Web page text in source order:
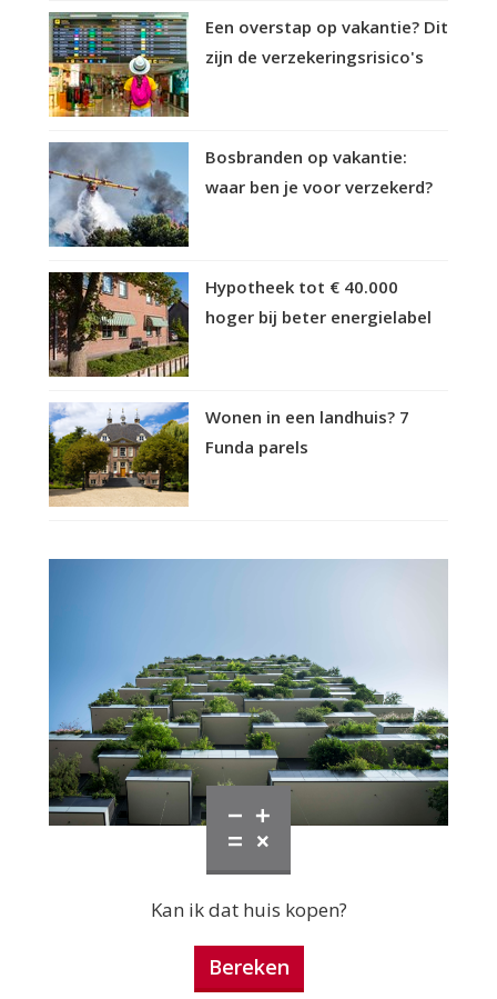
Een overstap op vakantie? Dit
zijn de verzekeringsrisico's
Bosbranden op vakantie:
waar ben je voor verzekerd?
Hypotheek tot € 40.000
hoger bij beter energielabel
Wonen in een landhuis? 7
Funda parels
Kan ik dat huis kopen?
Bereken